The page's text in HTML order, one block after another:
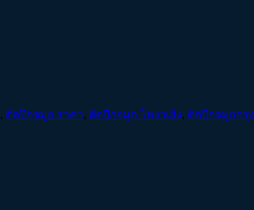
, ตัดปีกจมูก ราคา, ตัดปีกจมูก โหงวเฮ้ง, ตัดปีกจมูกกรุ